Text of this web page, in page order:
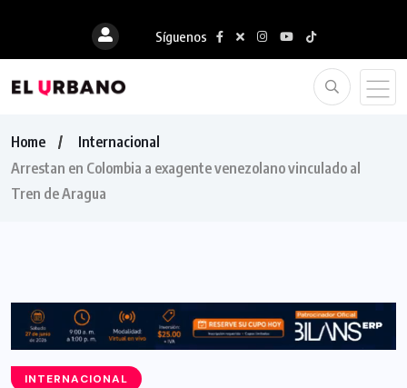
Síguenos
Home
Internacional
Arrestan en Colombia a exagente venezolano vinculado al
Tren de Aragua
INTERNACIONAL